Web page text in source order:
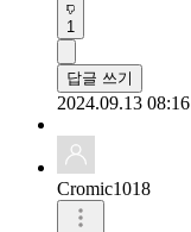
1
답글 쓰기
2024.09.13 08:16
Cromic1018